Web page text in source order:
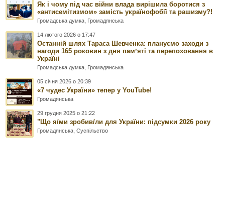
Як і чому під час війни влада вирішила боротися з
«антисемітизмом» замість українофобії та рашизму?!
Громадська думка Громадянська
14 лютого 2026 о 17:47
Останній шлях Тараса Шевченка: плануємо заходи з
нагоди 165 роковин з дня памʼяті та перепоховання в
Україні
Громадська думка Громадянська
05 січня 2026 о 20:39
«7 чудес України» тепер у YouTube!
Громадянська
29 грудня 2025 о 21:22
"Що я/ми зробив/ли для України: підсумки 2026 року
Громадянська ,Суспільство